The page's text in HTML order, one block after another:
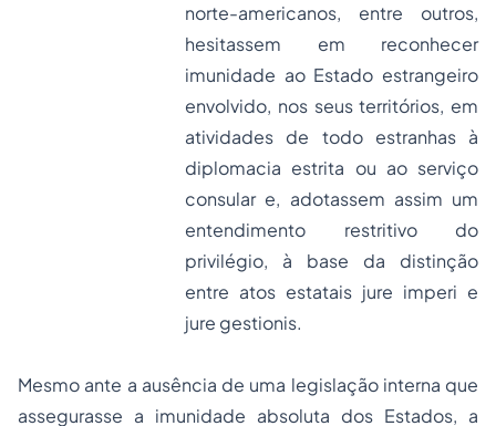
norte-americanos, entre outros,
hesitassem em reconhecer
imunidade ao Estado estrangeiro
envolvido, nos seus territórios, em
atividades de todo estranhas à
diplomacia estrita ou ao serviço
consular e, adotassem assim um
entendimento restritivo do
privilégio, à base da distinção
entre atos estatais jure imperi e
jure gestionis.
Mesmo ante a ausência de uma legislação interna que
assegurasse a imunidade absoluta dos Estados, a